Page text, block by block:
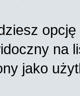
opcję
na
jako